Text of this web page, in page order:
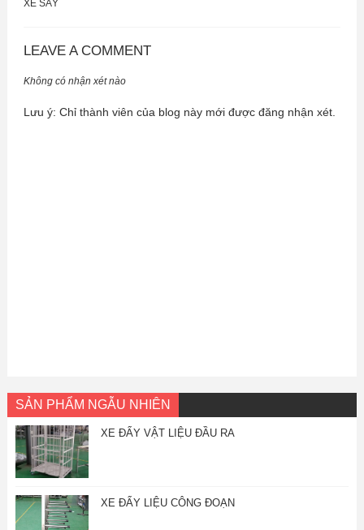
XE SẤY
LEAVE A COMMENT
Không có nhận xét nào
Lưu ý: Chỉ thành viên của blog này mới được đăng nhận xét.
SẢN PHẨM NGẪU NHIÊN
XE ĐẨY VẬT LIỆU ĐẦU RA
XE ĐẨY LIỆU CÔNG ĐOẠN